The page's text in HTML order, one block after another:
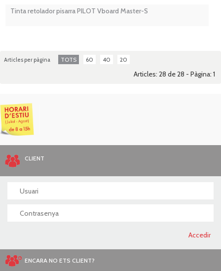
Tinta retolador pisarra PILOT Vboard Master-S
Articles per pàgina TOTS 60 40 20
Articles: 28 de 28 - Pàgina: 1
CLIENT
ENCARA NO ETS CLIENT?